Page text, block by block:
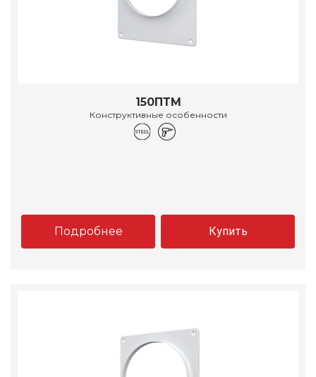
150ПТМ
Конструктивные особенности
Подробнее Купить